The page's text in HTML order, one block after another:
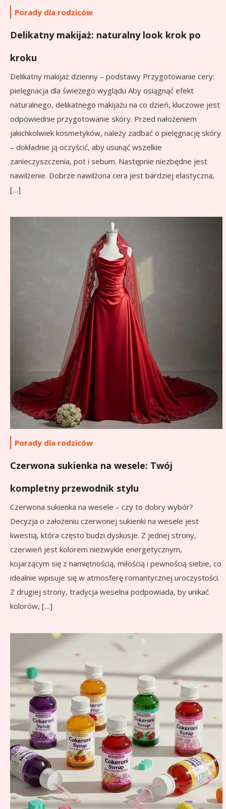
Porady dla rodziców
Delikatny makijaż: naturalny look krok po
kroku
Delikatny makijaż dzienny – podstawy Przygotowanie cery:
pielęgnacja dla świeżego wyglądu Aby osiągnąć efekt
naturalnego, delikatnego makijażu na co dzień, kluczowe jest
odpowiednie przygotowanie skóry. Przed nałożeniem
jakichkolwiek kosmetyków, należy zadbać o pielęgnację skóry
– dokładnie ją oczyścić, aby usunąć wszelkie
zanieczyszczenia, pot i sebum. Następnie niezbędne jest
nawilżenie. Dobrze nawilżona cera jest bardziej elastyczna,
[…]
Porady dla rodziców
Czerwona sukienka na wesele: Twój
kompletny przewodnik stylu
Czerwona sukienka na wesele – czy to dobry wybór?
Decyzja o założeniu czerwonej sukienki na wesele jest
kwestią, która często budzi dyskusje. Z jednej strony,
czerwień jest kolorem niezwykle energetycznym,
kojarzącym się z namiętnością, miłością i pewnością siebie, co
idealnie wpisuje się w atmosferę romantycznej uroczystości.
Z drugiej strony, tradycja weselna podpowiada, by unikać
kolorów, […]